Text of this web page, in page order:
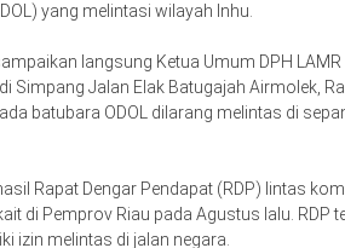
yang melintasi wilayah Inhu.
langsung Ketua Umum DPH
Simpang Jalan Elak Batugajah Airmolek,
batubara ODOL dilarang melintas di
Rapat Dengar Pendapat (RDP) lintas
di Pemprov Riau pada Agustus lalu.
izin melintas di jalan negara.